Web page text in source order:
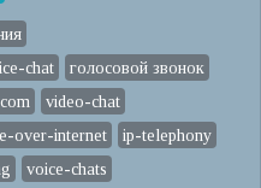
chat
голосовой звонок
video-chat
over-internet
ip-telephony
voice-chats